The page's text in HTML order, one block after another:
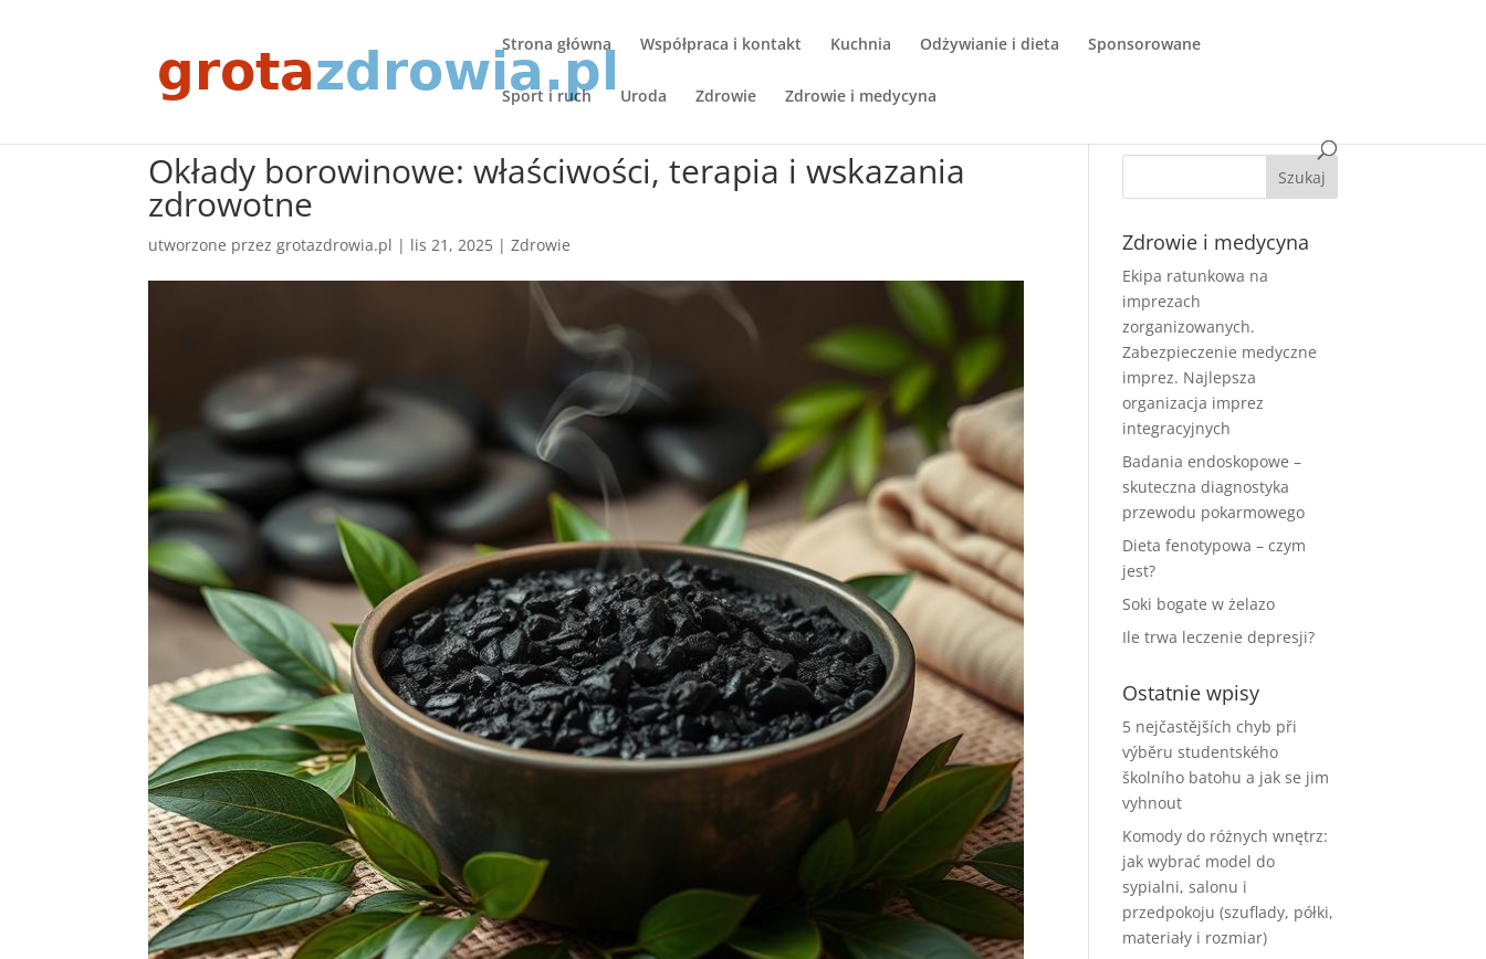
Strona główna Współpraca i kontakt Kuchnia Odżywianie i dieta Sponsorowane
Sport i ruch Uroda Zdrowie Zdrowie i medycyna
Okłady borowinowe: właściwości, terapia i wskazania
zdrowotne
utworzone przezgrotazdrowia.pl | lis 21, 2025 |Zdrowie Zdrowie i medycyna
Ekipa ratunkowa na
imprezach
zorganizowanych.
Zabezpieczenie medyczne
imprez. Najlepsza
organizacja imprez
integracyjnych
Badania endoskopowe –
skuteczna diagnostyka
przewodu pokarmowego
Dieta fenotypowa – czym
jest?
Soki bogate w żelazo
Ile trwa leczenie depresji?
Ostatnie wpisy
5 nejčastějších chyb při
výběru studentského
školního batohu a jak se jim
vyhnout
Komody do różnych wnętrz:
jak wybrać model do
sypialni, salonu i
przedpokoju (szuflady, półki,
materiały i rozmiar)